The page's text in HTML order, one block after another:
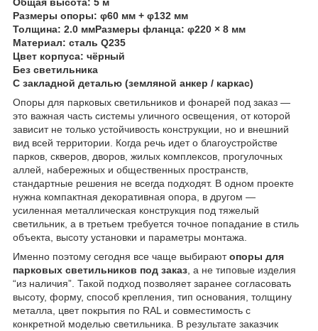
Размеры опоры: φ60 мм + φ132 мм
Толщина: 2.0 ммРазмеры фланца: φ220 × 8 мм
Материал: сталь Q235
Цвет корпуса: чёрный
Без светильника
С закладной деталью (земляной анкер / каркас)
Опоры для парковых светильников и фонарей под заказ —
это важная часть системы уличного освещения, от которой
зависит не только устойчивость конструкции, но и внешний
вид всей территории. Когда речь идет о благоустройстве
парков, скверов, дворов, жилых комплексов, прогулочных
аллей, набережных и общественных пространств,
стандартные решения не всегда подходят. В одном проекте
нужна компактная декоративная опора, в другом —
усиленная металлическая конструкция под тяжелый
светильник, а в третьем требуется точное попадание в стиль
объекта, высоту установки и параметры монтажа.
Именно поэтому сегодня все чаще выбираютопоры для
парковых светильников под заказ , а не типовые изделия
“из наличия”. Такой подход позволяет заранее согласовать
высоту, форму, способ крепления, тип основания, толщину
металла, цвет покрытия по RAL и совместимость с
конкретной моделью светильника. В результате заказчик